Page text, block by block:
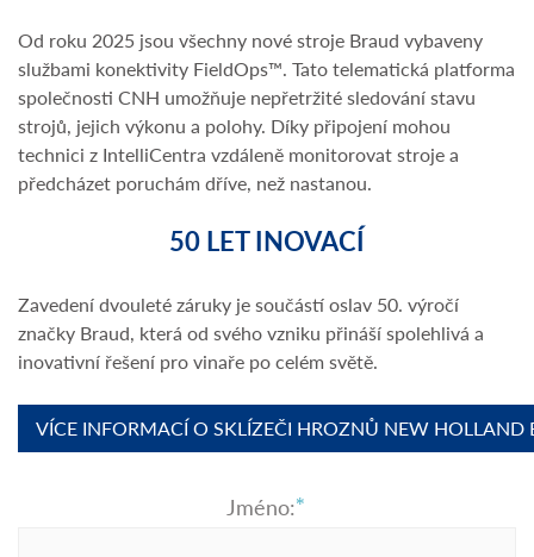
Od roku 2025 jsou všechny nové stroje Braud vybaveny
službami konektivity FieldOps™. Tato telematická platforma
společnosti CNH umožňuje nepřetržité sledování stavu
strojů, jejich výkonu a polohy. Díky připojení mohou
technici z IntelliCentra vzdáleně monitorovat stroje a
předcházet poruchám dříve, než nastanou.
50 LET INOVACÍ
Zavedení dvouleté záruky je součástí oslav 50. výročí
značky Braud, která od svého vzniku přináší spolehlivá a
inovativní řešení pro vinaře po celém světě.
VÍCE INFORMACÍ O SKLÍZEČI HROZNŮ NEW HOLLAND
Jméno: